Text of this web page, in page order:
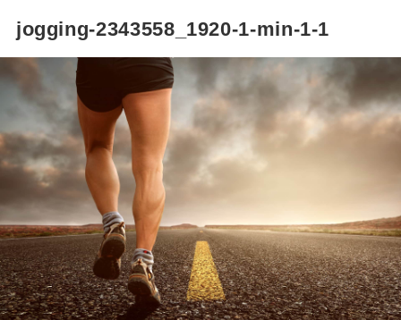
jogging-2343558_1920-1-min-1-1